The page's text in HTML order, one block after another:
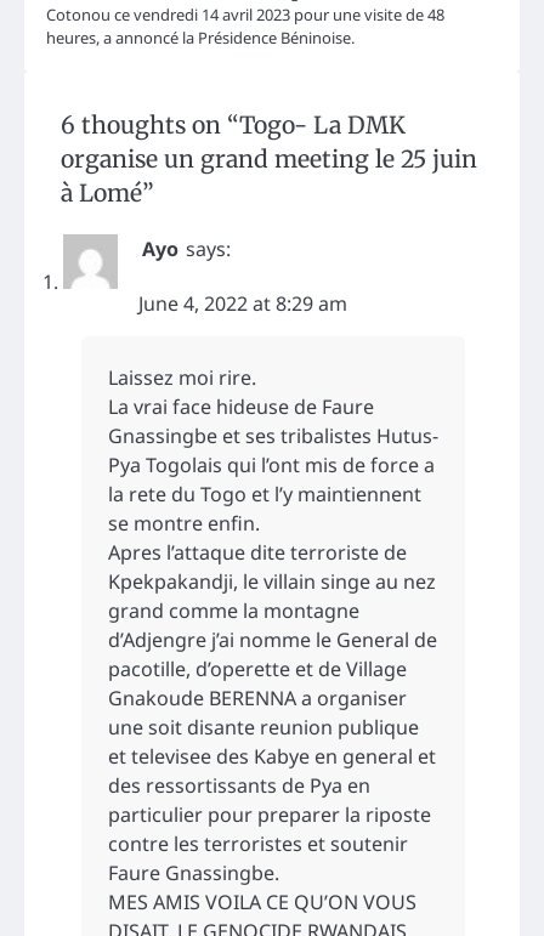
Cotonou ce vendredi 14 avril 2023 pour une visite de 48
heures, a annoncé la Présidence Béninoise.
6 thoughts on “Togo- La DMK
organise un grand meeting le 25 juin
à Lomé”
Ayo says:
June 4, 2022 at 8:29 am
Laissez moi rire.
La vrai face hideuse de Faure
Gnassingbe et ses tribalistes Hutus-
Pya Togolais qui l’ont mis de force a
la rete du Togo et l’y maintiennent
se montre enfin.
Apres l’attaque dite terroriste de
Kpekpakandji, le villain singe au nez
grand comme la montagne
d’Adjengre j’ai nomme le General de
pacotille, d’operette et de Village
Gnakoude BERENNA a organiser
une soit disante reunion publique
et televisee des Kabye en general et
des ressortissants de Pya en
particulier pour preparer la riposte
contre les terroristes et soutenir
Faure Gnassingbe.
MES AMIS VOILA CE QU’ON VOUS
DISAIT. LE GENOCIDE RWANDAIS